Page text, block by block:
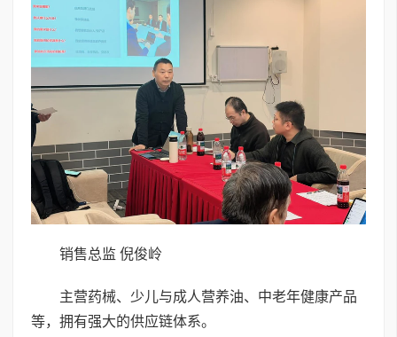
销售总监 倪俊岭
主营药械、少儿与成人营养油、中老年健康产品
等，拥有强大的供应链体系。